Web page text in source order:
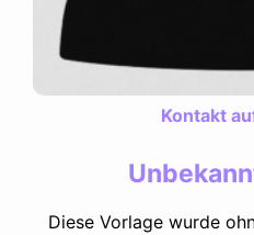
Kontakt
Diese Vorlage wurde